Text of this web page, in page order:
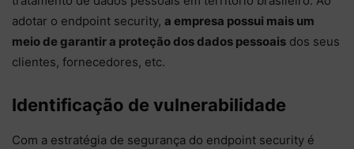
adotar o endpoint security, a empresa possui mais um
meio de garantir a proteção dos dados pessoais dos seus
clientes, fornecedores, etc.
Identificação de vulnerabilidade
Com a estratégia de segurança do endpoint security é